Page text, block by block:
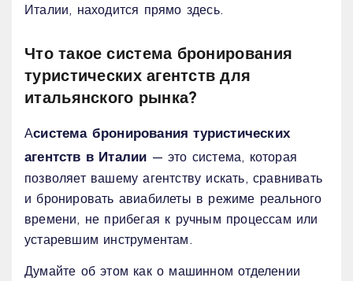
Италии, находится прямо здесь.
Что такое система бронирования
туристических агентств для
итальянского рынка?
Асистема бронирования туристических
агентств в Италии — это система, которая
позволяет вашему агентству искать, сравнивать
и бронировать авиабилеты в режиме реального
времени, не прибегая к ручным процессам или
устаревшим инструментам.
Думайте об этом как о машинном отделении